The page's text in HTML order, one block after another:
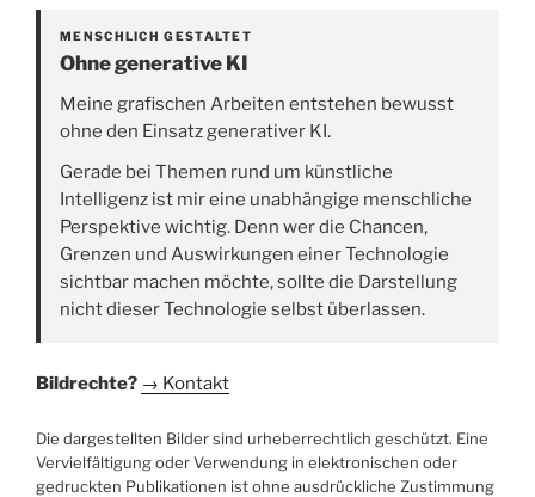
MENSCHLICH GESTALTET
Ohne generative KI
Meine grafischen Arbeiten entstehen bewusst
ohne den Einsatz generativer KI.
Gerade bei Themen rund um künstliche
Intelligenz ist mir eine unabhängige menschliche
Perspektive wichtig. Denn wer die Chancen,
Grenzen und Auswirkungen einer Technologie
sichtbar machen möchte, sollte die Darstellung
nicht dieser Technologie selbst überlassen.
Bildrechte? → Kontakt
Die dargestellten Bilder sind urheberrechtlich geschützt. Eine
Vervielfältigung oder Verwendung in elektronischen oder
gedruckten Publikationen ist ohne ausdrückliche Zustimmung